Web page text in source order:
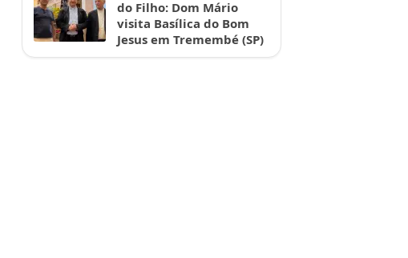
do Filho: Dom Mário
visita Basílica do Bom
Jesus em Tremembé (SP)